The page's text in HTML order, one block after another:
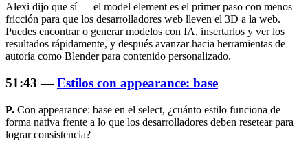
Alexi dijo que sí — el model element es el primer paso con menos
fricción para que los desarrolladores web lleven el 3D a la web.
Puedes encontrar o generar modelos con IA, insertarlos y ver los
resultados rápidamente, y después avanzar hacia herramientas de
autoría como Blender para contenido personalizado.
51:43 —Estilos con appearance: base
P. Con appearance: base en el select, ¿cuánto estilo funciona de
forma nativa frente a lo que los desarrolladores deben resetear para
lograr consistencia?